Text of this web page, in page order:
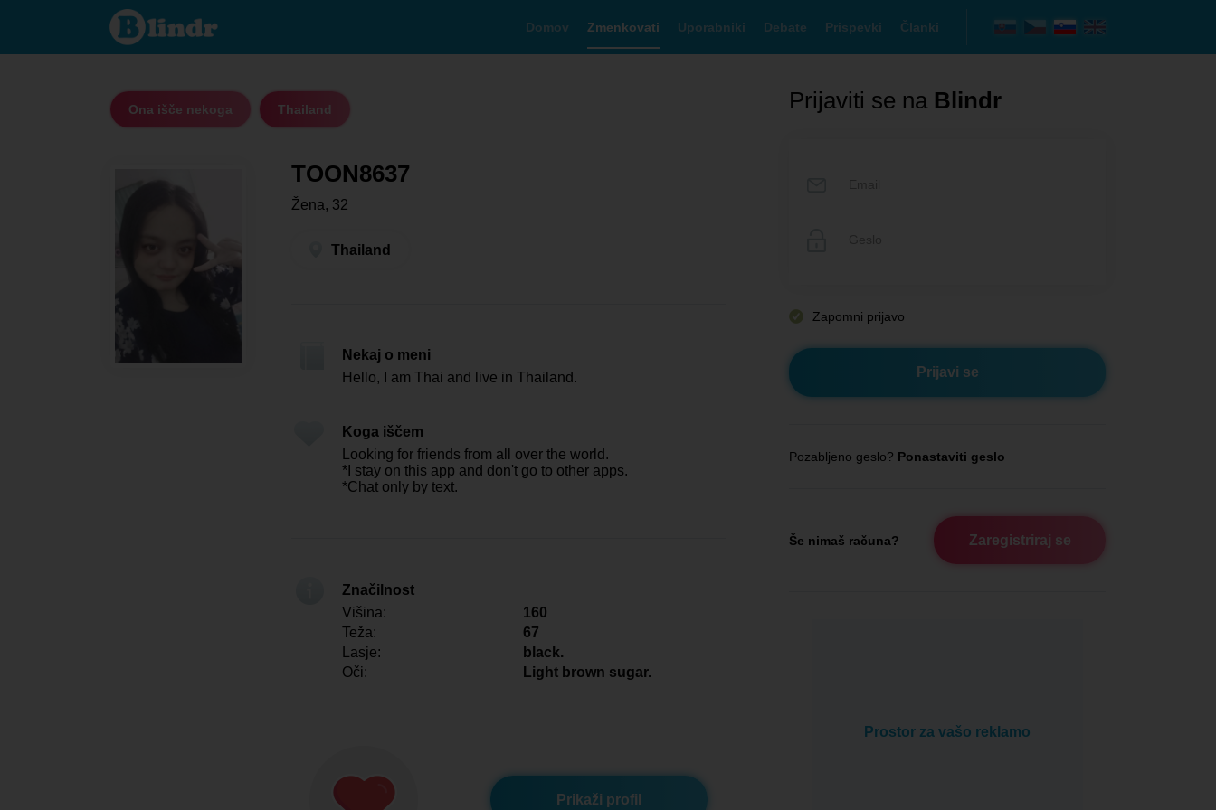
TOON8637
- Ona išče
nekoga
Domov Zmenkovati Uporabniki Debate Prispevki Članki
Ona išče nekoga Thailand
TOON8637
Žena, 32
Thailand
Nekaj o meni
Hello, I am Thai and live in Thailand.
Koga iščem
Looking for friends from all over the world.
*I stay on this app and don't go to other apps.
*Chat only by text.
Značilnost
Višina:
160
Teža:
67
Lasje:
black.
Oči:
Light brown sugar.
Prikaži profil
Prijaviti se na Blindr
Zapomni prijavo
Pozabljeno geslo? Ponastaviti geslo
Še nimaš računa? Zaregistriraj se
Prostor za vašo reklamo